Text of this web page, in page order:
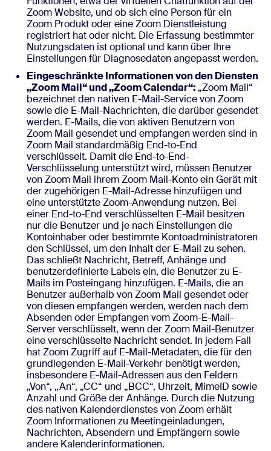
Zoom Website, und ob sich eine Person für ein
Zoom Produkt oder eine Zoom Dienstleistung
registriert hat oder nicht. Die Erfassung bestimmter
Nutzungsdaten ist optional und kann über Ihre
Einstellungen für Diagnosedaten angepasst werden.
Eingeschränkte Informationen von den Diensten
„Zoom Mail“ und „Zoom Calendar“: „Zoom Mail“
bezeichnet den nativen E-Mail-Service von Zoom
sowie die E-Mail-Nachrichten, die darüber gesendet
werden. E-Mails, die von aktiven Benutzern von
Zoom Mail gesendet und empfangen werden sind in
Zoom Mail standardmäßig End-to-End
verschlüsselt. Damit die End-to-End-
Verschlüsselung unterstützt wird, müssen Benutzer
von Zoom Mail ihrem Zoom Mail-Konto ein Gerät mit
der zugehörigen E-Mail-Adresse hinzufügen und
eine unterstützte Zoom-Anwendung nutzen. Bei
einer End-to-End verschlüsselten E-Mail besitzen
nur die Benutzer und je nach Einstellungen die
Kontoinhaber oder bestimmte Kontoadministratoren
den Schlüssel, um den Inhalt der E-Mail zu sehen.
Das schließt Nachricht, Betreff, Anhänge und
benutzerdefinierte Labels ein, die Benutzer zu E-
Mails im Posteingang hinzufügen. E-Mails, die an
Benutzer außerhalb von Zoom Mail gesendet oder
von diesen empfangen werden, werden nach dem
Absenden oder Empfangen vom Zoom-E-Mail-
Server verschlüsselt, wenn der Zoom Mail-Benutzer
eine verschlüsselte Nachricht sendet. In jedem Fall
hat Zoom Zugriff auf E-Mail-Metadaten, die für den
grundlegenden E-Mail-Verkehr benötigt werden,
insbesondere E-Mail-Adressen aus den Feldern
„Von“, „An“, „CC“ und „BCC“, Uhrzeit, MimeID sowie
Anzahl und Größe der Anhänge. Durch die Nutzung
des nativen Kalenderdienstes von Zoom erhält
Zoom Informationen zu Meetingeinladungen,
Nachrichten, Absendern und Empfängern sowie
andere Kalenderinformationen.